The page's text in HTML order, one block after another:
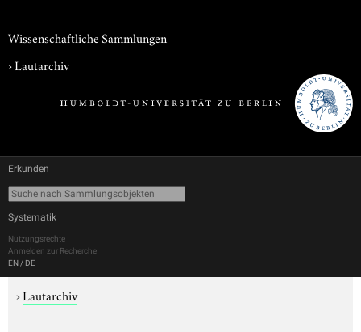
Wissenschaftliche Sammlungen
›Lautarchiv
Erkunden
Systematik
Nutzungsrechte
Anmelden zur Recherche
EN / DE
›Lautarchiv